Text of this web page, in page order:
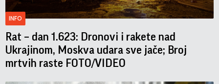
INFO
Rat – dan 1.623: Dronovi i rakete nad
Ukrajinom, Moskva udara sve jače; Broj
mrtvih raste FOTO/VIDEO